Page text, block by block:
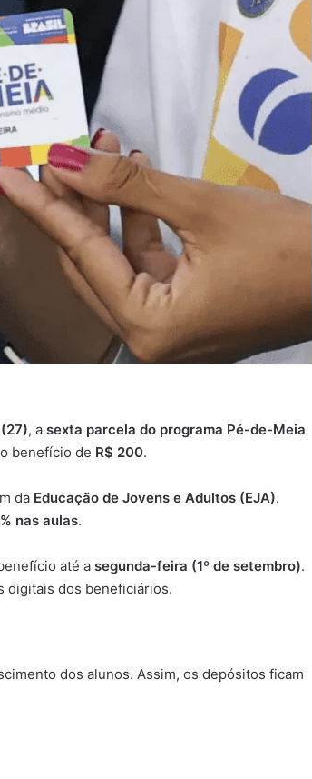
, a sexta parcela do programa Pé-de-Meia
benefício de R$ 200.
da Educação de Jovens e Adultos (EJA).
nas aulas.
até a segunda-feira (1º de setembro).
digitais dos beneficiários.
dos alunos. Assim, os depósitos ficam